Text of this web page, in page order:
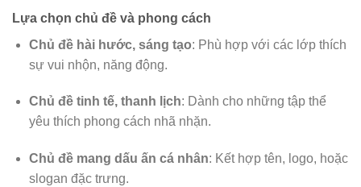
Lựa chọn chủ đề và phong cách
Chủ đề hài hước, sáng tạo: Phù hợp với các lớp thích
sự vui nhộn, năng động.
Chủ đề tinh tế, thanh lịch: Dành cho những tập thể
yêu thích phong cách nhã nhặn.
Chủ đề mang dấu ấn cá nhân: Kết hợp tên, logo, hoặc
slogan đặc trưng.